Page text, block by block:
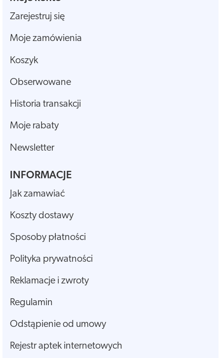
Zarejestruj się
Moje zamówienia
Koszyk
Obserwowane
Historia transakcji
Moje rabaty
Newsletter
INFORMACJE
Jak zamawiać
Koszty dostawy
Sposoby płatności
Polityka prywatności
Reklamacje i zwroty
Regulamin
Odstąpienie od umowy
Rejestr aptek internetowych